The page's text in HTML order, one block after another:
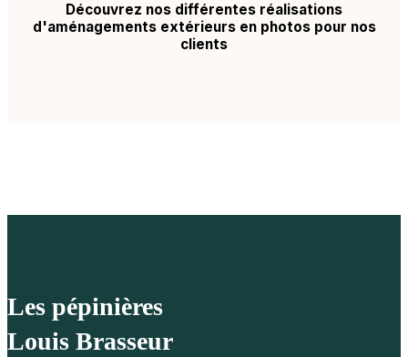
Découvrez nos différentes réalisations
d'aménagements extérieurs en photos pour nos
clients
Les pépinières
Louis Brasseur